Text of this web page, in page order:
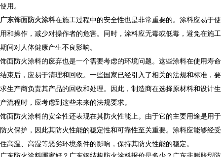
使用。
广东饰面防火涂料在施工过程中的安全性也是非常重要的。涂料应易于使
用和操作，减少对操作者的危害。同时，涂料应无毒或低毒，避免在施工
期间对人体健康产生不良影响。
饰面防火涂料的废弃也是一个需要考虑的环境问题。这些涂料在使用寿命
结束后，应易于清理和回收。一些国家已经引入了相关的法规和标准，要
求生产商负责其产品的回收和处理。因此，制造商在选择原材料和设计生
产流程时，应考虑到这些未来的法规要求。
饰面防火涂料的安全性还表现在其防火性能上。由于它的主要用途是用于
防火保护，因此其防火性能的稳定性和可靠性至关重要。涂料应能够经受
住高温、高湿等恶劣环境条件的影响，保持其防火性能的稳定。